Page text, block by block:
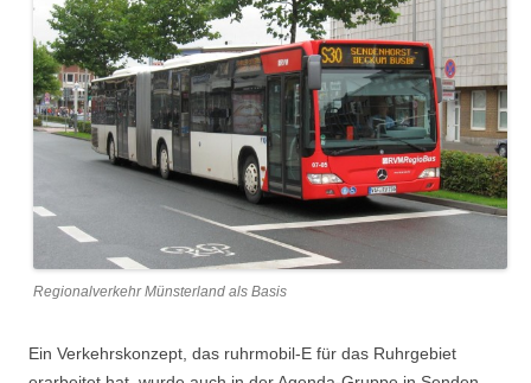
Regionalverkehr Münsterland als Basis
Ein Verkehrskonzept, das ruhrmobil-E für das Ruhrgebiet